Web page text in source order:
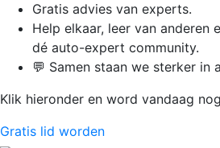
Gratis advies van experts.
Help elkaar, leer van anderen
dé auto-expert community.
💬 Samen staan we sterker in
Klik hieronder en word vandaag
Gratis lid worden